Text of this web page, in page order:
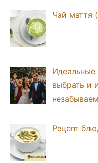
Чай маття
Идеальные
выбрать и
Рецепт